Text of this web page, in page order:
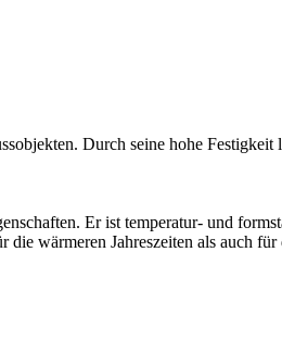
Durch seine hohe Festigkeit
Er ist temperatur- und
wärmeren Jahreszeiten als auch für